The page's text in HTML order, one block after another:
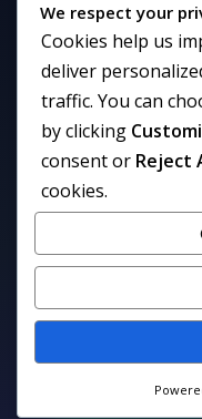
Categorias
Siga
We respect your
Cookies help us
deliver
traffic. You can
by clicking
consent or Reject
cookies.